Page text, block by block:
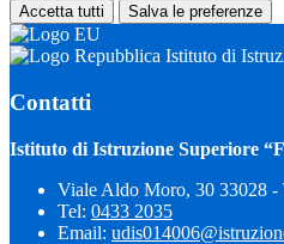
Accetta tutti Salva le preferenze
Istituto di
Contatti
Istituto di Istruzione Superiore
Viale Aldo Moro, 30 33028
Tel: 0433 2035
Email: